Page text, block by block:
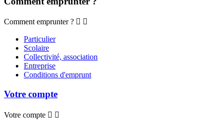
Comment emprunter ?  
Particulier
Scolaire
Collectivité, association
Entreprise
Conditions d'emprunt
Votre compte
Votre compte  